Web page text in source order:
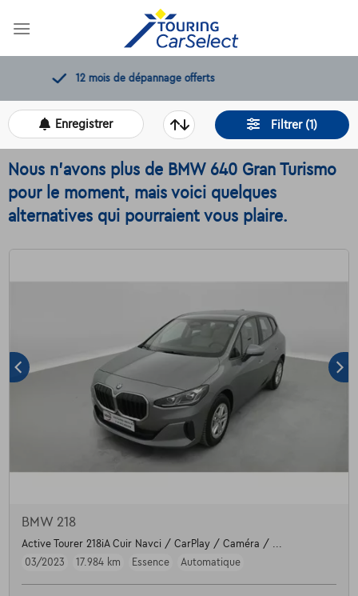
11.000+voitures disponibles
Filtrer (1)
Enregistrer
Nous n'avons plus de BMW 640 Gran Turismo
pour le moment, mais voici quelques
alternatives qui pourraient vous plaire.
BMW 218
Active Tourer 218iA Cuir Navci / CarPlay / Caméra / ...
03/2023
17.984 km Essence Automatique